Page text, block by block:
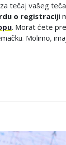
tečaj vašeg
o registraciji
. Morat ćete
Molimo,